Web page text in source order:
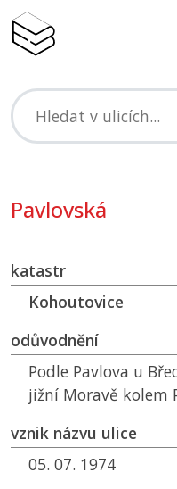
Pavlovská
katastr
Kohoutovice
odůvodnění
Podle Pavlova u
jižní Moravě kolem
vznik názvu ulice
05. 07. 1974